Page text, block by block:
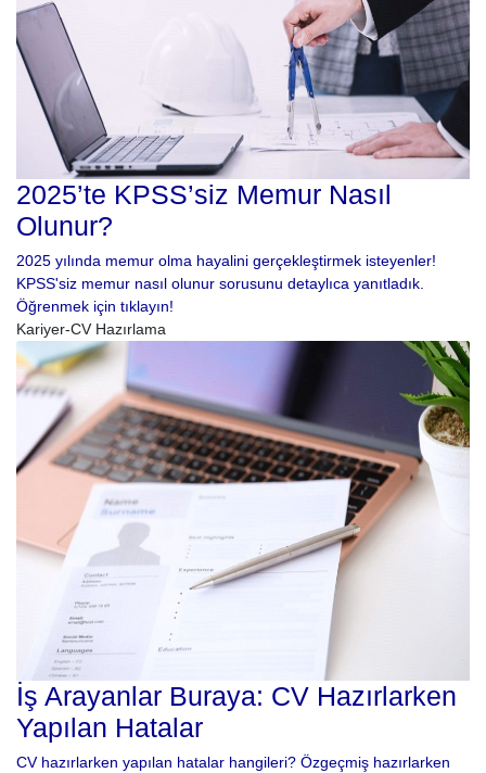
2025’te KPSS’siz Memur Nasıl
Olunur?
2025 yılında memur olma hayalini gerçekleştirmek isteyenler!
KPSS'siz memur nasıl olunur sorusunu detaylıca yanıtladık.
Öğrenmek için tıklayın!
Kariyer-CV Hazırlama
İş Arayanlar Buraya: CV Hazırlarken
Yapılan Hatalar
CV hazırlarken yapılan hatalar hangileri? Özgeçmiş hazırlarken